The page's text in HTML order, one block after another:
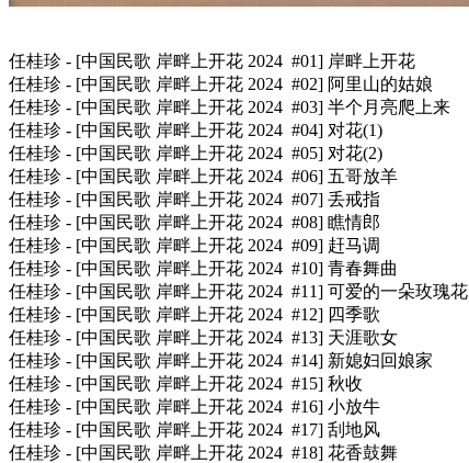
任桂珍 - [中国民歌 岸畔上开花 2024 #01] 岸畔上开花
任桂珍 - [中国民歌 岸畔上开花 2024 #02] 阿里山的姑娘
任桂珍 - [中国民歌 岸畔上开花 2024 #03] 半个月亮爬上来
任桂珍 - [中国民歌 岸畔上开花 2024 #04] 对花(1)
任桂珍 - [中国民歌 岸畔上开花 2024 #05] 对花(2)
任桂珍 - [中国民歌 岸畔上开花 2024 #06] 五哥放羊
任桂珍 - [中国民歌 岸畔上开花 2024 #07] 丢戒指
任桂珍 - [中国民歌 岸畔上开花 2024 #08] 瞧情郎
任桂珍 - [中国民歌 岸畔上开花 2024 #09] 赶马调
任桂珍 - [中国民歌 岸畔上开花 2024 #10] 青春舞曲
任桂珍 - [中国民歌 岸畔上开花 2024 #11] 可爱的一朵玫瑰花
任桂珍 - [中国民歌 岸畔上开花 2024 #12] 四季歌
任桂珍 - [中国民歌 岸畔上开花 2024 #13] 天涯歌女
任桂珍 - [中国民歌 岸畔上开花 2024 #14] 新媳妇回娘家
任桂珍 - [中国民歌 岸畔上开花 2024 #15] 秋收
任桂珍 - [中国民歌 岸畔上开花 2024 #16] 小放牛
任桂珍 - [中国民歌 岸畔上开花 2024 #17] 刮地风
任桂珍 - [中国民歌 岸畔上开花 2024 #18] 花香鼓舞